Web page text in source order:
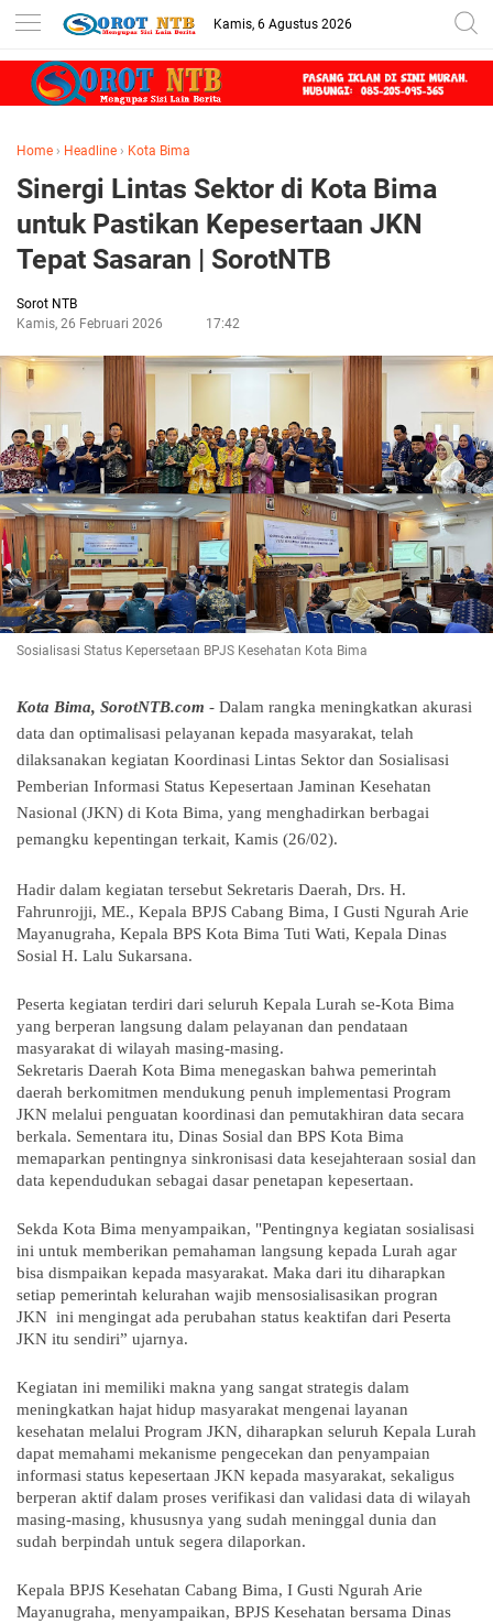
Kamis, 6 Agustus 2026
Home › Headline › Kota Bima
Sinergi Lintas Sektor di Kota Bima
untuk Pastikan Kepesertaan JKN
Tepat Sasaran | SorotNTB
Sorot NTB
Kamis, 26 Februari 2026
17:42
Sosialisasi Status Kepersetaan BPJS Kesehatan Kota Bima
Kota Bima, SorotNTB.com - Dalam rangka meningkatkan akurasi
data dan optimalisasi pelayanan kepada masyarakat, telah
dilaksanakan kegiatan Koordinasi Lintas Sektor dan Sosialisasi
Pemberian Informasi Status Kepesertaan Jaminan Kesehatan
Nasional (JKN) di Kota Bima, yang menghadirkan berbagai
pemangku kepentingan terkait, Kamis (26/02).
Hadir dalam kegiatan tersebut Sekretaris Daerah, Drs. H.
Fahrunrojji, ME., Kepala BPJS Cabang Bima, I Gusti Ngurah Arie
Mayanugraha, Kepala BPS Kota Bima Tuti Wati, Kepala Dinas
Sosial H. Lalu Sukarsana.
Peserta kegiatan terdiri dari seluruh Kepala Lurah se-Kota Bima
yang berperan langsung dalam pelayanan dan pendataan
masyarakat di wilayah masing-masing.
Sekretaris Daerah Kota Bima menegaskan bahwa pemerintah
daerah berkomitmen mendukung penuh implementasi Program
JKN melalui penguatan koordinasi dan pemutakhiran data secara
berkala. Sementara itu, Dinas Sosial dan BPS Kota Bima
memaparkan pentingnya sinkronisasi data kesejahteraan sosial dan
data kependudukan sebagai dasar penetapan kepesertaan.
Sekda Kota Bima menyampaikan, "Pentingnya kegiatan sosialisasi
ini untuk memberikan pemahaman langsung kepada Lurah agar
bisa dismpaikan kepada masyarakat. Maka dari itu diharapkan
setiap pemerintah kelurahan wajib mensosialisasikan progran
JKN ini mengingat ada perubahan status keaktifan dari Peserta
JKN itu sendiri” ujarnya.
Kegiatan ini memiliki makna yang sangat strategis dalam
meningkatkan hajat hidup masyarakat mengenai layanan
kesehatan melalui Program JKN, diharapkan seluruh Kepala Lurah
dapat memahami mekanisme pengecekan dan penyampaian
informasi status kepesertaan JKN kepada masyarakat, sekaligus
berperan aktif dalam proses verifikasi dan validasi data di wilayah
masing-masing, khususnya yang sudah meninggal dunia dan
sudah berpindah untuk segera dilaporkan.
Kepala BPJS Kesehatan Cabang Bima, I Gusti Ngurah Arie
Mayanugraha, menyampaikan, BPJS Kesehatan bersama Dinas